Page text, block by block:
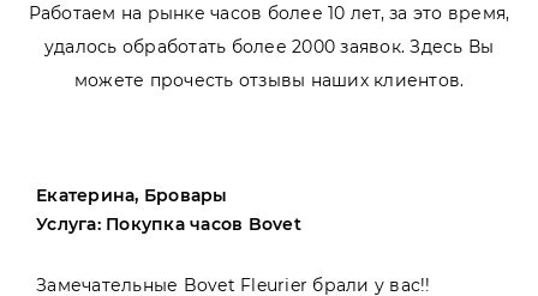
Работаем на рынке часов более 10 лет, за это время,
удалось обработать более 2000 заявок. Здесь Вы
можете прочесть отзывы наших клиентов.
Екатерина, Бровары
Услуга: Покупка часов Bovet
Замечательные Bovet Fleurier брали у вас!!